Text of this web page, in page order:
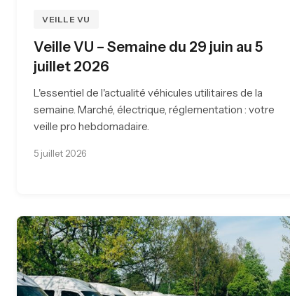
VEILLE VU
Veille VU – Semaine du 29 juin au 5
juillet 2026
L'essentiel de l'actualité véhicules utilitaires de la
semaine. Marché, électrique, réglementation : votre
veille pro hebdomadaire.
5 juillet 2026